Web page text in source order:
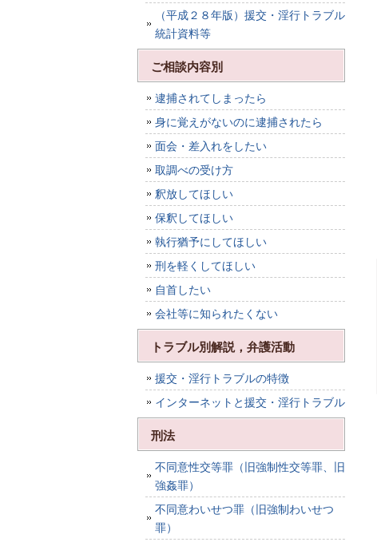
（平成２８年版）援交・淫行トラブル
統計資料等
ご相談内容別
逮捕されてしまったら
身に覚えがないのに逮捕されたら
面会・差入れをしたい
取調べの受け方
釈放してほしい
保釈してほしい
執行猶予にしてほしい
刑を軽くしてほしい
自首したい
会社等に知られたくない
トラブル別解説，弁護活動
援交・淫行トラブルの特徴
インターネットと援交・淫行トラブル
刑法
不同意性交等罪（旧強制性交等罪、旧
強姦罪）
不同意わいせつ罪（旧強制わいせつ
罪）